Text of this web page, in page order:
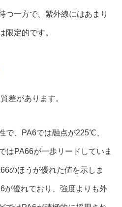
つ一方で、紫外線にはあまり
限定的です。
差があります。
で、PA6では融点が225℃、
はPA66が一歩リードしていま
のほうが優れた値を示しま
が優れており、強度よりも外